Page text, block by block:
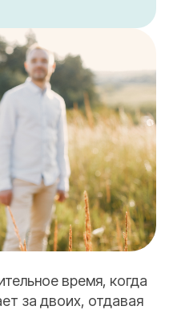
время, когда
за двоих, отдавая